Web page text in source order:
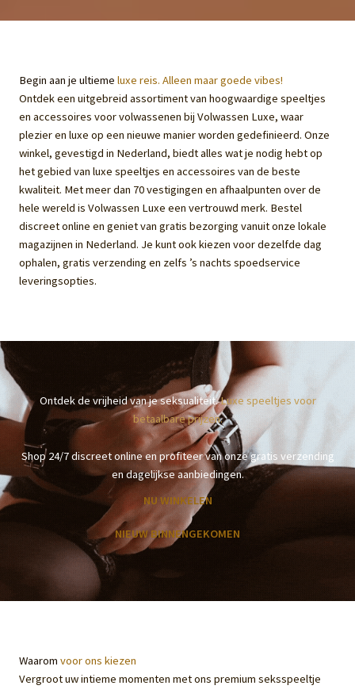
Begin aan je ultieme luxe reis. Alleen maar goede vibes!
Ontdek een uitgebreid assortiment van hoogwaardige speeltjes
en accessoires voor volwassenen bij Volwassen Luxe, waar
plezier en luxe op een nieuwe manier worden gedefinieerd. Onze
winkel, gevestigd in Nederland, biedt alles wat je nodig hebt op
het gebied van luxe speeltjes en accessoires van de beste
kwaliteit. Met meer dan 70 vestigingen en afhaalpunten over de
hele wereld is Volwassen Luxe een vertrouwd merk. Bestel
discreet online en geniet van gratis bezorging vanuit onze lokale
magazijnen in Nederland. Je kunt ook kiezen voor dezelfde dag
ophalen, gratis verzending en zelfs ’s nachts spoedservice
leveringsopties.
Ontdek de vrijheid van je seksualiteit.Luxe speeltjes voor
betaalbare prijzen.
Shop 24/7 discreet online en profiteer van onze gratis verzending
en dagelijkse aanbiedingen.
NU WINKELEN
NIEUW BINNENGEKOMEN
Waarom voor ons kiezen
Vergroot uw intieme momenten met ons premium seksspeeltje